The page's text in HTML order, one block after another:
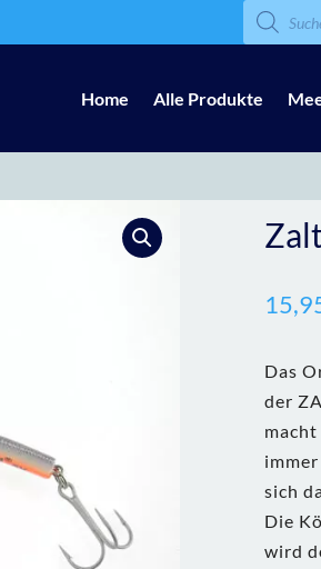
Products
search
Home Alle Produkte
Das
der
sich
Die
wird